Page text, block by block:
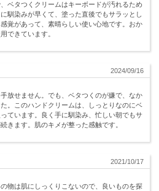
ベタつくクリームはキーボードが汚れるため
馴染みが早くて、塗った直後でもサラッとし
覚があって、素晴らしい使い心地です。おか
できています。
2024/09/16
放せません。でも、ベタつくのが嫌で、なか
。このハンドクリームは、しっとりなのにベ
ています。良く手に馴染み、忙しい朝でもサ
きます。肌のキメが整った感触です。
2021/10/17
物は肌にしっくりこないので、良いものを探